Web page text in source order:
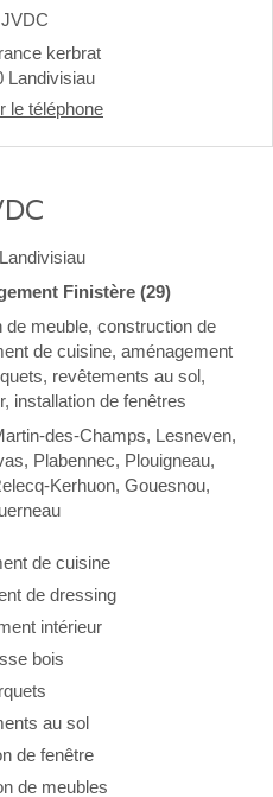
JVDC
kerbrat
Landivisiau
le téléphone
Finistère (29)
de meuble, construction de
de cuisine, aménagement
revêtements au sol,
installation de fenêtres
des-Champs, Lesneven,
Plabennec, Plouigneau,
Kerhuon, Gouesnou,
de cuisine
de dressing
intérieur
bois
au sol
de fenêtre
de meubles